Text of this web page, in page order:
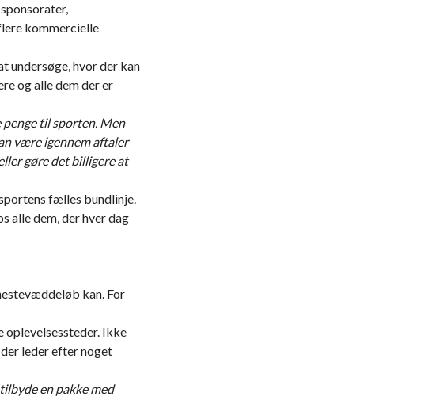
kommercielle
undersøge, hvor der kan
og alle dem der er
penge til sporten. Men
være igennem aftaler
gøre det billigere at
fælles bundlinje.
alle dem, der hver dag
kan. For
oplevelsessteder. Ikke
leder efter noget
en pakke med